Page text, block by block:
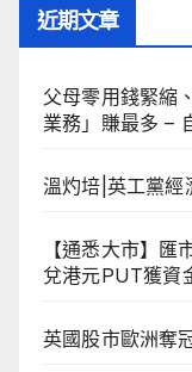
近期文章
父母零用錢緊縮
業務」賺最多 –
溫灼培|英工黨經
【通悉大市】
兌港元PUT獲資
英國股市歐洲奪